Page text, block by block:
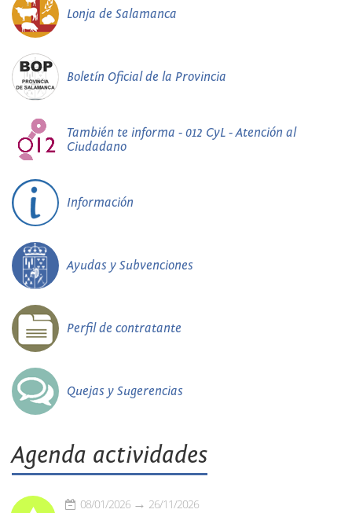
Lonja de Salamanca
Boletín Oficial de la Provincia
También te informa - 012 CyL - Atención al
Ciudadano
Información
Ayudas y Subvenciones
Perfil de contratante
Quejas y Sugerencias
Agenda actividades
08/01/2026 26/11/2026